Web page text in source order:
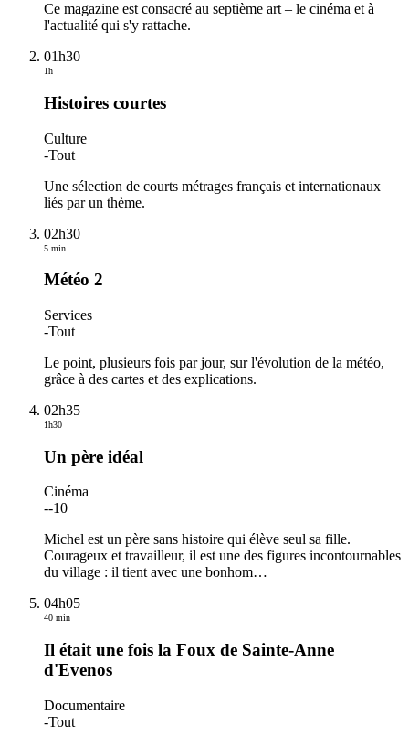
Ce magazine est consacré au septième art – le cinéma et à
l'actualité qui s'y rattache.
01h30
1h
Histoires courtes
Culture
-Tout
Une sélection de courts métrages français et internationaux
liés par un thème.
02h30
5 min
Météo 2
Services
-Tout
Le point, plusieurs fois par jour, sur l'évolution de la météo,
grâce à des cartes et des explications.
02h35
1h30
Un père idéal
Cinéma
--10
Michel est un père sans histoire qui élève seul sa fille.
Courageux et travailleur, il est une des figures incontournables
du village : il tient avec une bonhom…
04h05
40 min
Il était une fois la Foux de Sainte-Anne
d'Evenos
Documentaire
-Tout